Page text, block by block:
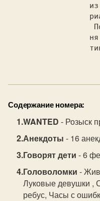
Содержание номера:
WANTED - Розыск
Анекдоты - 16
Говорят дети - 6
Головоломки -
Луковые девушки ,
ребус, Часы с